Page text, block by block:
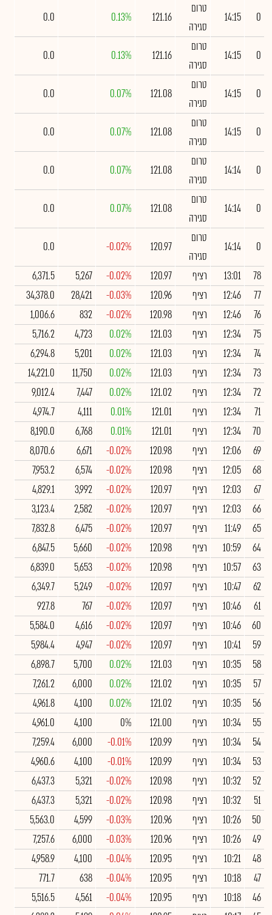
0
14:15
טרום
סגירה
121.16
0.13%
0.0
0
14:15
טרום
סגירה
121.16
0.13%
0.0
0
14:15
טרום
סגירה
121.08
0.07%
0.0
0
14:15
טרום
סגירה
121.08
0.07%
0.0
0
14:14
טרום
סגירה
121.08
0.07%
0.0
0
14:14
טרום
סגירה
121.08
0.07%
0.0
0
14:14
טרום
סגירה
120.97
-0.02%
0.0
78
13:01 רציף 120.97
-0.02%
5,267
6,371.5
77
12:46 רציף 120.96
-0.03%
28,421
34,378.0
76
12:46 רציף 120.98
-0.02%
832
1,006.6
75
12:34 רציף 121.03
0.02%
4,723
5,716.2
74
12:34 רציף 121.03
0.02%
5,201
6,294.8
73
12:34 רציף 121.03
0.02%
11,750
14,221.0
72
12:34 רציף 121.02
0.02%
7,447
9,012.4
71
12:34 רציף 121.01
0.01%
4,111
4,974.7
70
12:34 רציף 121.01
0.01%
6,768
8,190.0
69
12:06 רציף 120.98
-0.02%
6,671
8,070.6
68
12:05 רציף 120.98
-0.02%
6,574
7,953.2
67
12:03 רציף 120.97
-0.02%
3,992
4,829.1
66
12:03 רציף 120.97
-0.02%
2,582
3,123.4
65
11:49 רציף 120.97
-0.02%
6,475
7,832.8
64
10:59 רציף 120.98
-0.02%
5,660
6,847.5
63
10:57 רציף 120.98
-0.02%
5,653
6,839.0
62
10:47 רציף 120.97
-0.02%
5,249
6,349.7
61
10:46 רציף 120.97
-0.02%
767
927.8
60
10:46 רציף 120.97
-0.02%
4,616
5,584.0
59
10:41 רציף 120.97
-0.02%
4,947
5,984.4
58
10:35 רציף 121.03
0.02%
5,700
6,898.7
57
10:35 רציף 121.02
0.02%
6,000
7,261.2
56
10:35 רציף 121.02
0.02%
4,100
4,961.8
55
10:34 רציף 121.00
0%
4,100
4,961.0
54
10:34 רציף 120.99
-0.01%
6,000
7,259.4
53
10:34 רציף 120.99
-0.01%
4,100
4,960.6
52
10:32 רציף 120.98
-0.02%
5,321
6,437.3
51
10:32 רציף 120.98
-0.02%
5,321
6,437.3
50
10:26 רציף 120.96
-0.03%
4,599
5,563.0
49
10:26 רציף 120.96
-0.03%
6,000
7,257.6
48
10:21 רציף 120.95
-0.04%
4,100
4,958.9
47
10:18 רציף 120.95
-0.04%
638
771.7
46
10:18 רציף 120.95
-0.04%
4,561
5,516.5